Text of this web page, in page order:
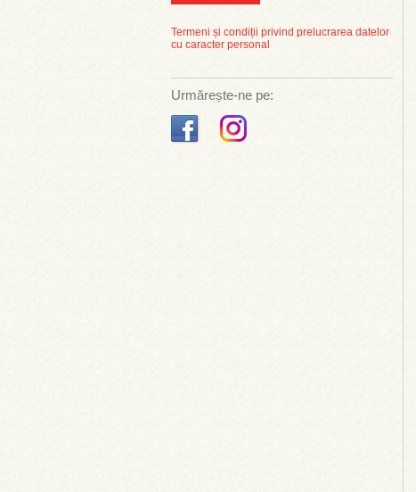
Termeni și condiții privind prelucrarea datelor
cu caracter personal
Urmărește-ne pe: